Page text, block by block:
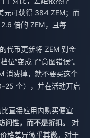
元可获得 384 ZEM；而
倍的 ZEM，且每
代币更新将 ZEM 到金
”变成了“意图错误”。
消费掉，就不要买这个
个），并在活动开启
直接应用内购买便宜
性，而不是折扣。
对
格差异微乎其微。对于